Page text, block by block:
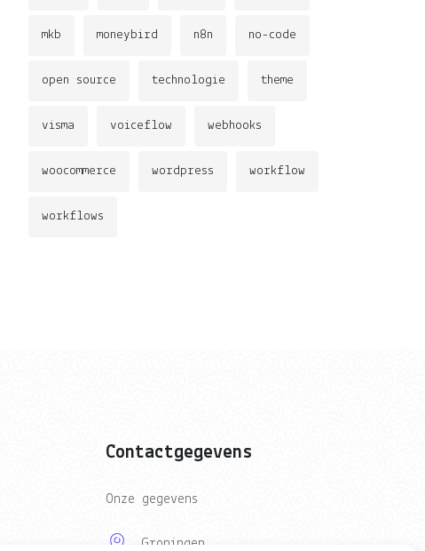
mkb moneybird n8n no-code
open source technologie theme
visma voiceflow webhooks
woocommerce wordpress workflow
workflows
Contactgegevens
Onze gegevens
Groningen